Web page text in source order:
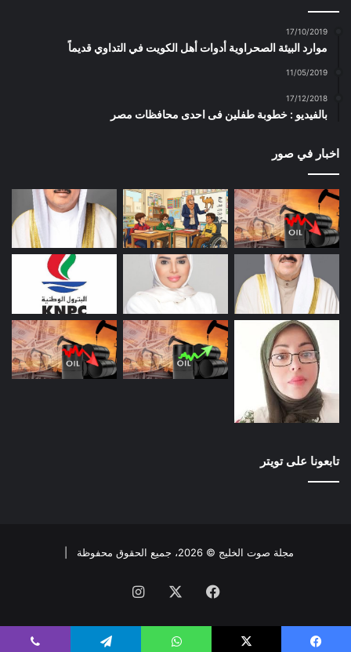
17/10/2019
موارد البيئة الصحراوية أدوات أهل الكويت في التداوي قديماً
11/05/2019
17/12/2018
بالفيديو : خطوبة طفلين فى احدى محافظات مصر
اخبار في صور
تابعونا على تويتر
مجلة صوت الخليج © 2026، جميع الحقوق محفوظة |
فيسبوك انستقرام